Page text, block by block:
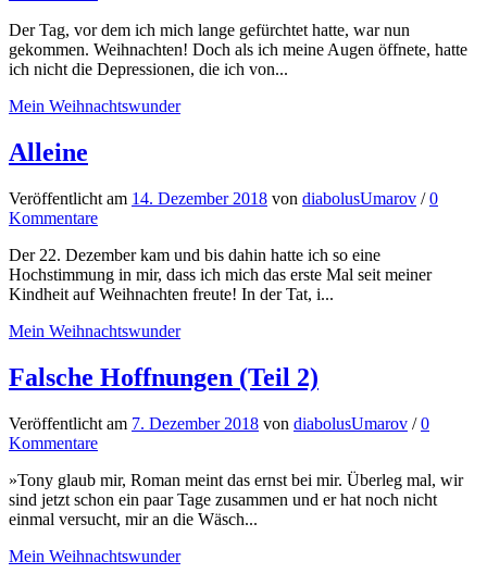
Der Tag, vor dem ich mich lange gefürchtet hatte, war nun
gekommen. Weihnachten! Doch als ich meine Augen öffnete, hatte
ich nicht die Depressionen, die ich von...
Mein Weihnachtswunder
Alleine
Veröffentlicht am 14. Dezember 2018 von diabolusUmarov /0
Kommentare
Der 22. Dezember kam und bis dahin hatte ich so eine
Hochstimmung in mir, dass ich mich das erste Mal seit meiner
Kindheit auf Weihnachten freute! In der Tat, i...
Mein Weihnachtswunder
Falsche Hoffnungen (Teil 2)
Veröffentlicht am 7. Dezember 2018 von diabolusUmarov /0
Kommentare
»Tony glaub mir, Roman meint das ernst bei mir. Überleg mal, wir
sind jetzt schon ein paar Tage zusammen und er hat noch nicht
einmal versucht, mir an die Wäsch...
Mein Weihnachtswunder